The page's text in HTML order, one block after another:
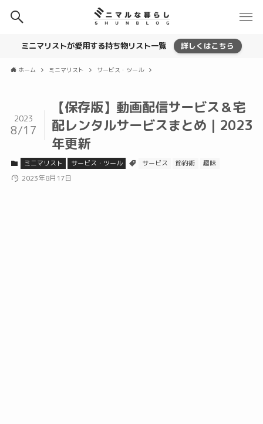
ミニマリストが愛用する持ち物リスト一覧 詳しくはこちら
ホーム ミニマリスト サービス・ツール
【保存版】動画配信サービス＆宅
配レンタルサービスまとめ｜2023
年更新
2023
8/17
ミニマリスト サービス・ツール サービス 節約術 趣味
2023年8月17日